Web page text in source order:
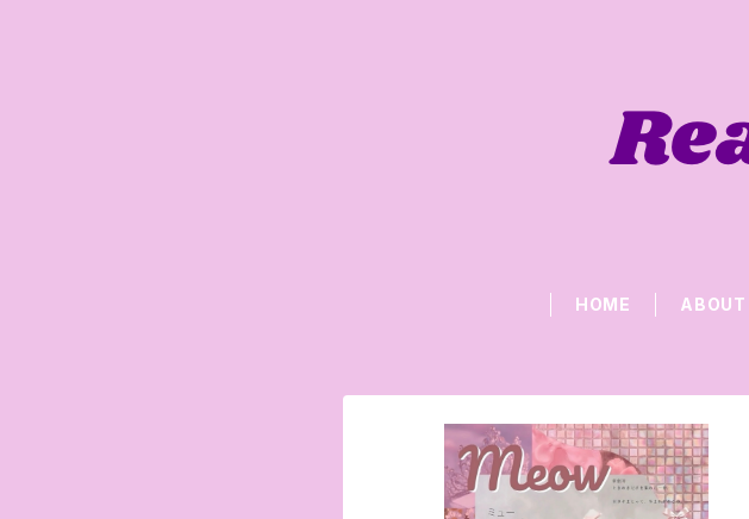
HOME ABOUT